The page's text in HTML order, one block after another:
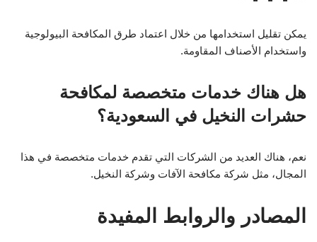
يمكن تقليل استخدامها من خلال اعتماد طرق المكافحة البيولوجية
واستخدام الأصناف المقاومة.
هل هناك خدمات متخصصة لمكافحة
حشرات النخيل في السعودية؟
نعم، هناك العديد من الشركات التي تقدم خدمات متخصصة في هذا
المجال، مثل شركة مكافحة الآفات وشركة النخيل.
المصادر والروابط المفيدة